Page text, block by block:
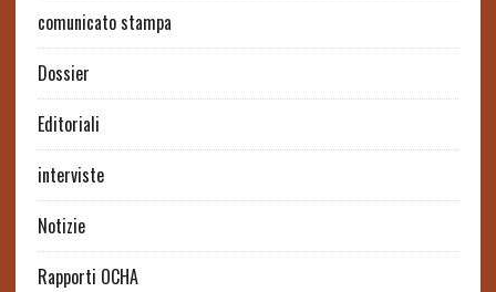
comunicato stampa
Dossier
Editoriali
interviste
Notizie
Rapporti OCHA